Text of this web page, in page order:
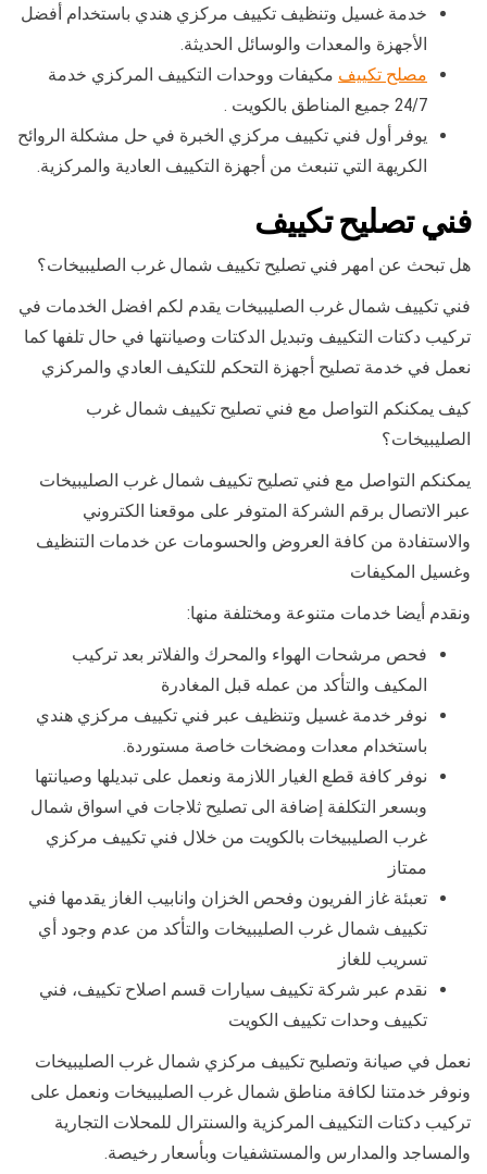
خدمة غسيل وتنظيف تكييف مركزي هندي باستخدام أفضل
الأجهزة والمعدات والوسائل الحديثة.
مصلح تكييف مكيفات ووحدات التكييف المركزي خدمة
24/7 جميع المناطق بالكويت .
يوفر أول فني تكييف مركزي الخبرة في حل مشكلة الروائح
الكريهة التي تنبعث من أجهزة التكييف العادية والمركزية.
فني تصليح تكييف
هل تبحث عن امهر فني تصليح تكييف شمال غرب الصليبيخات؟
فني تكييف شمال غرب الصليبيخات يقدم لكم افضل الخدمات في
تركيب دكتات التكييف وتبديل الدكتات وصيانتها في حال تلفها كما
نعمل في خدمة تصليح أجهزة التحكم للتكيف العادي والمركزي
كيف يمكنكم التواصل مع فني تصليح تكييف شمال غرب
الصليبيخات؟
يمكنكم التواصل مع فني تصليح تكييف شمال غرب الصليبيخات
عبر الاتصال برقم الشركة المتوفر على موقعنا الكتروني
والاستفادة من كافة العروض والحسومات عن خدمات التنظيف
وغسيل المكيفات
ونقدم أيضا خدمات متنوعة ومختلفة منها:
فحص مرشحات الهواء والمحرك والفلاتر بعد تركيب
المكيف والتأكد من عمله قبل المغادرة
نوفر خدمة غسيل وتنظيف عبر فني تكييف مركزي هندي
باستخدام معدات ومضخات خاصة مستوردة.
نوفر كافة قطع الغيار اللازمة ونعمل على تبديلها وصيانتها
وبسعر التكلفة إضافة الى تصليح ثلاجات في اسواق شمال
غرب الصليبيخات بالكويت من خلال فني تكييف مركزي
ممتاز
تعبئة غاز الفريون وفحص الخزان وانابيب الغاز يقدمها فني
تكييف شمال غرب الصليبيخات والتأكد من عدم وجود أي
تسريب للغاز
نقدم عبر شركة تكييف سيارات قسم اصلاح تكييف، فني
تكييف وحدات تكييف الكويت
نعمل في صيانة وتصليح تكييف مركزي شمال غرب الصليبيخات
ونوفر خدمتنا لكافة مناطق شمال غرب الصليبيخات ونعمل على
تركيب دكتات التكييف المركزية والسنترال للمحلات التجارية
والمساجد والمدارس والمستشفيات وبأسعار رخيصة.